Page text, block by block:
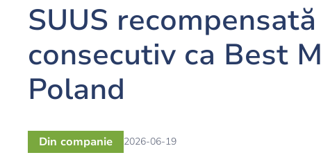
SUUS
consecutiv ca Best
Poland
Din companie 2026-06-19